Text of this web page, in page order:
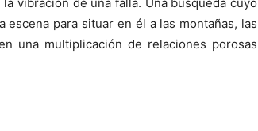
para situar en él a las montañas, las
una multiplicación de relaciones porosas